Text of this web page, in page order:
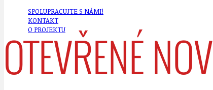
SPOLUPRACUJTE S NÁMI!
KONTAKT
O PROJEKTU